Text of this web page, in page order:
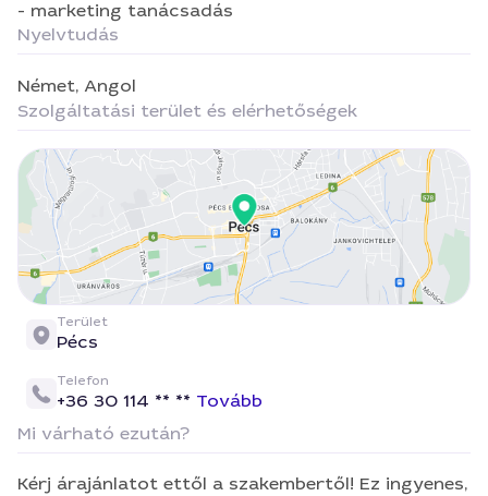
- marketing tanácsadás
Nyelvtudás
Német, Angol
Szolgáltatási terület és elérhetőségek
Terület
Pécs
Telefon
+36 30 114 ** ** Tovább
Mi várható ezután?
Kérj árajánlatot ettől a szakembertől! Ez ingyenes,